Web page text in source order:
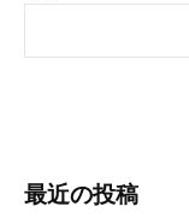
最近の投稿